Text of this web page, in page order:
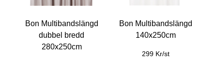
Bon Multibandslängd
dubbel bredd
280x250cm
Bon Multibandslängd
140x250cm
299 Kr/st